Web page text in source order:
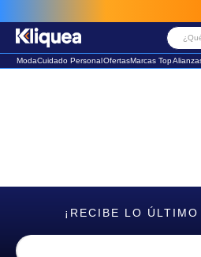
¿Qué
ModaCuidado PersonalOfertasMarcas Top
¡RECIBE LO